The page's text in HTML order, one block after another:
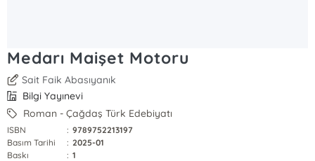
Medarı Maişet Motoru
Sait Faik Abasıyanık
Bilgi Yayınevi
Roman - Çağdaş Türk Edebiyatı
ISBN : 9789752213197
Basım Tarihi
: 2025-01
Baskı
: 1